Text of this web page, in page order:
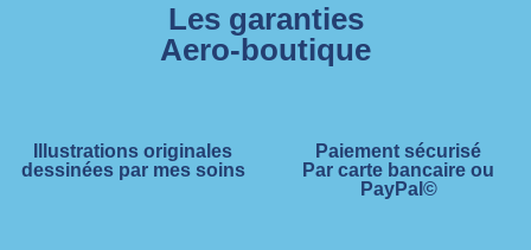
Les garanties
Aero-boutique
Illustrations originales
dessinées par mes soins
Paiement sécurisé
Par carte bancaire ou
PayPal©